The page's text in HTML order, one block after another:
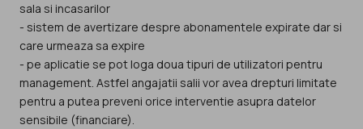
sala si incasarilor
- sistem de avertizare despre abonamentele expirate dar si
care urmeaza sa expire
- pe aplicatie se pot loga doua tipuri de utilizatori pentru
management. Astfel angajatii salii vor avea drepturi limitate
pentru a putea preveni orice interventie asupra datelor
sensibile (financiare).